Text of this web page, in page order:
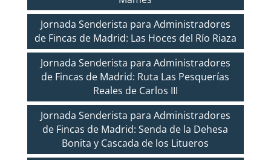
Jornada Senderista para Administradores
de Fincas de Madrid: Las Hoces del Río Riaza
Jornada Senderista para Administradores
de Fincas de Madrid: Ruta Las Pesquerías
Reales de Carlos III
Jornada Senderista para Administradores
de Fincas de Madrid: Senda de la Dehesa
Bonita y Cascada de los Litueros